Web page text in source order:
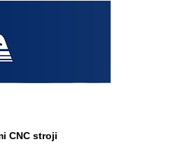
CNC stroji